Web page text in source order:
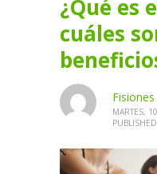
¿Qué es
cuáles
Fisiones
MARTES,